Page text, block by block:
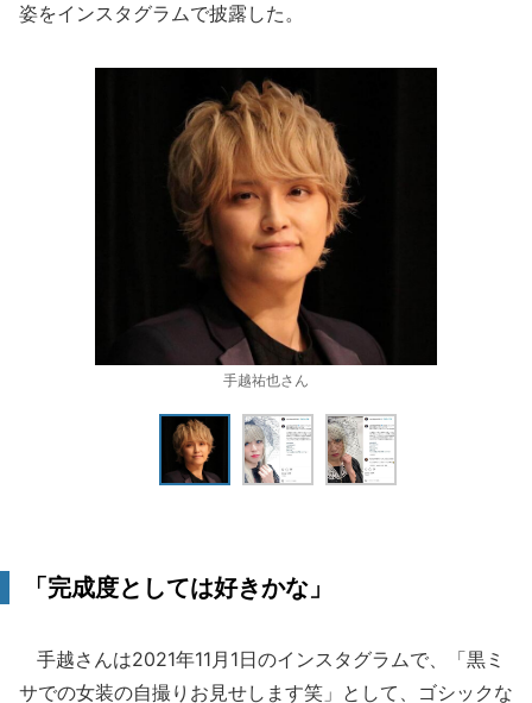
姿をインスタグラムで披露した。
手越祐也さん
「完成度としては好きかな」
手越さんは2021年11月1日のインスタグラムで、「黒ミ
サでの女装の自撮りお見せします笑」として、ゴシックな